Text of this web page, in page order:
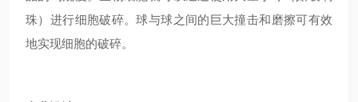
珠）进行细胞破碎。球与球之间的巨大撞击和磨擦可有效
地实现细胞的破碎。